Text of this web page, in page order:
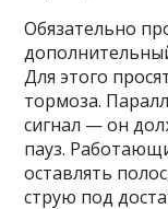
Обязательно
Для этого
тормоза.
сигнал — он
пауз.
оставлять
струю под